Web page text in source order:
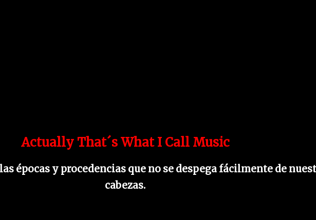
Actually That´s What I Call Music
épocas y procedencias que no se despega fácilmente de
cabezas.